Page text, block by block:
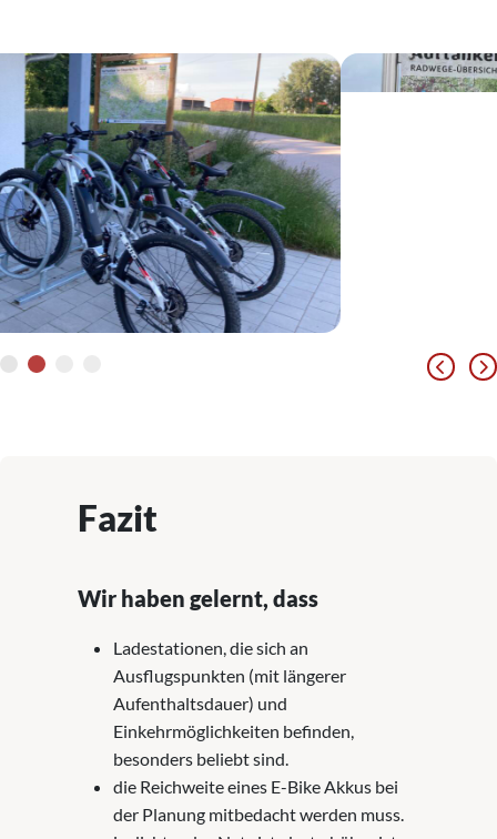
Fazit
Wir haben gelernt, dass
Ladestationen, die sich an
Ausflugspunkten (mit längerer
Aufenthaltsdauer) und
Einkehrmöglichkeiten befinden,
besonders beliebt sind.
die Reichweite eines E-Bike Akkus bei
der Planung mitbedacht werden muss.